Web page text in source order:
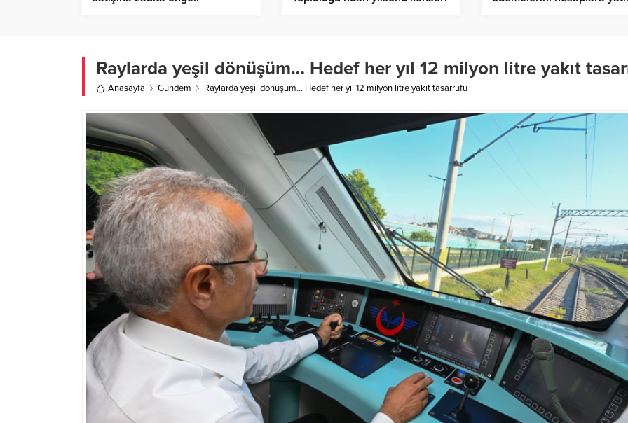
Raylarda yeşil dönüşüm… Hedef her yıl 12 milyon litre yakıt
Anasayfa Gündem Raylarda yeşil dönüşüm… Hedef her yıl 12 milyon litre yakıt tasarrufu